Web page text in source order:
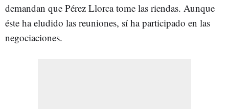
demandan que Pérez Llorca tome las riendas. Aunque
éste ha eludido las reuniones, sí ha participado en las
negociaciones.